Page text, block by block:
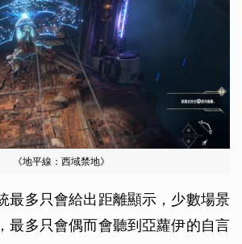
《地平線：西域禁地》
最多只會給出距離顯示，少數場景
最多只會偶而會聽到亞蘿伊的自言